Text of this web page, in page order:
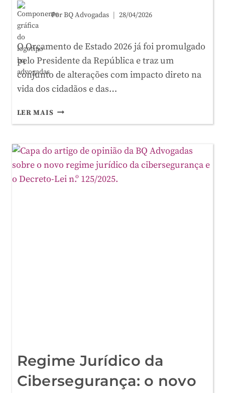
PorBQ Advogadas 28/04/2026
O Orçamento de Estado 2026 já foi promulgado
pelo Presidente da República e traz um
conjunto de alterações com impacto direto na
vida dos cidadãos e das…
LER MAIS ORÇAMENTO
DE
2026:
AS
MEDIDAS
QUE
Regime Jurídico da
Cibersegurança: o novo